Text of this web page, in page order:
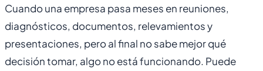
Cuando una empresa pasa meses en reuniones,
diagnósticos, documentos, relevamientos y
presentaciones, pero al final no sabe mejor qué
decisión tomar, algo no está funcionando. Puede